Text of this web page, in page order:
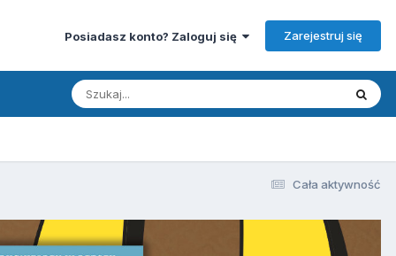
Posiadasz konto? Zaloguj się Zarejestruj się
Cała aktywność